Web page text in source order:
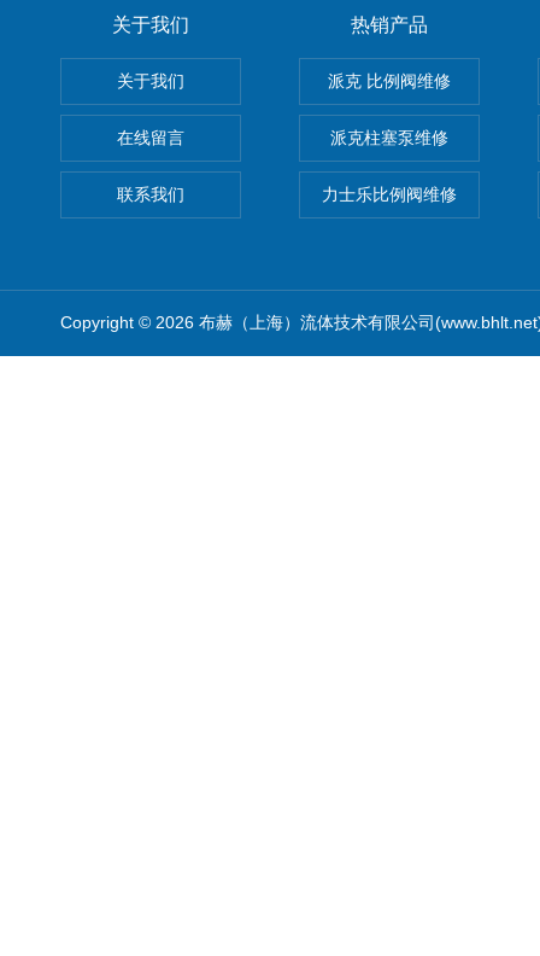
关于我们
关于我们
在线留言
联系我们
热销产品
派克 比例阀维修
派克柱塞泵维修
力士乐比例阀维修
Copyright © 2026 布赫（上海）流体技术有限公司